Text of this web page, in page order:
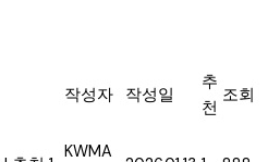
작성자 작성일
추
천
조회
KWMA